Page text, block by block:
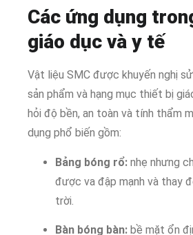
Các ứng dụng
giáo dục và y tế
Vật liệu SMC được khuyến nghị
sản phẩm và hạng mục thiết bị
hỏi độ bền, an toàn và tính thẩm
dụng phổ biến gồm:
Bảng bóng rổ: nhẹ nhưng
được va đập mạnh và thay
trời.
Bàn bóng bàn: bề mặt ổn